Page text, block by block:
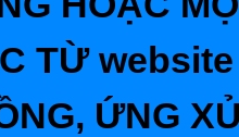
TỪ
ỨNG